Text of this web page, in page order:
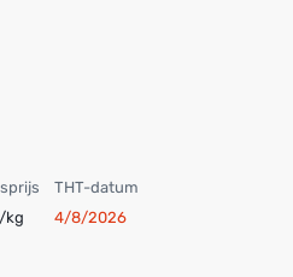
kg
THT-datum
4/8/2026